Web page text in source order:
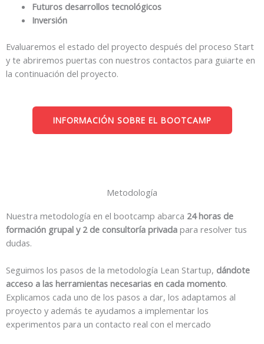
Futuros desarrollos tecnológicos
Inversión
Evaluaremos el estado del proyecto después del proceso Start
y te abriremos puertas con nuestros contactos para guiarte en
la continuación del proyecto.
INFORMACIÓN SOBRE EL BOOTCAMP
Metodología
Nuestra metodología en el bootcamp abarca 24 horas de
formación grupal y 2 de consultoría privada para resolver tus
dudas.
Seguimos los pasos de la metodología Lean Startup, dándote
acceso a las herramientas necesarias en cada momento.
Explicamos cada uno de los pasos a dar, los adaptamos al
proyecto y además te ayudamos a implementar los
experimentos para un contacto real con el mercado